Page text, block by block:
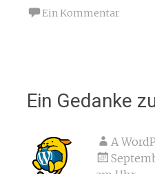
Ein Kommentar
Ein Gedanke
A